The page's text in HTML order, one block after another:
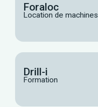
Foraloc
Location de machines
Drill-i
Formation